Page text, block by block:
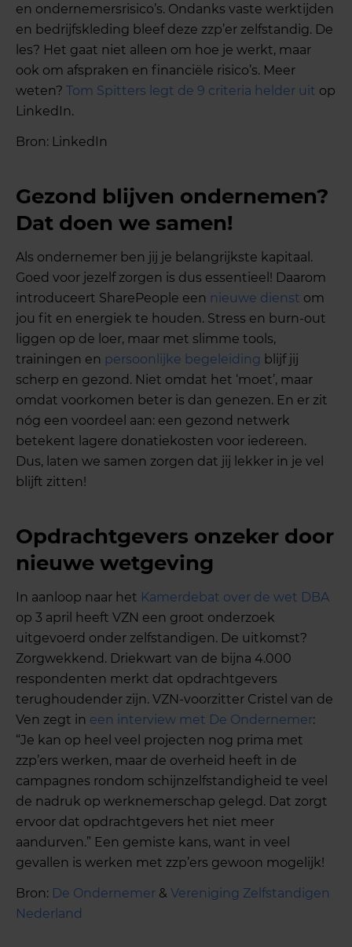
en ondernemersrisico’s. Ondanks vaste werktijden
en bedrijfskleding bleef deze zzp’er zelfstandig. De
les? Het gaat niet alleen om hoe je werkt, maar
ook om afspraken en financiële risico’s. Meer
weten?Tom Spitters legt de 9 criteria helder uit op
LinkedIn.
Bron: LinkedIn
Gezond blijven ondernemen?
Dat doen we samen!
Als ondernemer ben jij je belangrijkste kapitaal.
Goed voor jezelf zorgen is dus essentieel! Daarom
introduceert SharePeople een nieuwe dienst om
jou fit en energiek te houden. Stress en burn-out
liggen op de loer, maar met slimme tools,
trainingen en persoonlijke begeleiding blijf jij
scherp en gezond. Niet omdat het ‘moet’, maar
omdat voorkomen beter is dan genezen. En er zit
nóg een voordeel aan: een gezond netwerk
betekent lagere donatiekosten voor iedereen.
Dus, laten we samen zorgen dat jij lekker in je vel
blijft zitten!
Opdrachtgevers onzeker door
nieuwe wetgeving
In aanloop naar het Kamerdebat over de wet DBA
op 3 april heeft VZN een groot onderzoek
uitgevoerd onder zelfstandigen. De uitkomst?
Zorgwekkend. Driekwart van de bijna 4.000
respondenten merkt dat opdrachtgevers
terughoudender zijn. VZN-voorzitter Cristel van de
Ven zegt in een interview met De Ondernemer:
“Je kan op heel veel projecten nog prima met
zzp’ers werken, maar de overheid heeft in de
campagnes rondom schijnzelfstandigheid te veel
de nadruk op werknemerschap gelegd. Dat zorgt
ervoor dat opdrachtgevers het niet meer
aandurven.” Een gemiste kans, want in veel
gevallen is werken met zzp’ers gewoon mogelijk!
Bron: De Ondernemer &Vereniging Zelfstandigen
Nederland